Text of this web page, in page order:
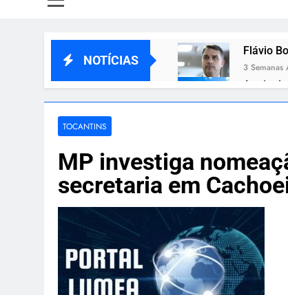
NOTÍCIAS
Flávio
3 Semanas
Apoio
3 Semanas
3 Semanas
Canoa
3 Semanas
Dupla é
3 Semanas
TOCANTINS
MP investiga
secretaria em